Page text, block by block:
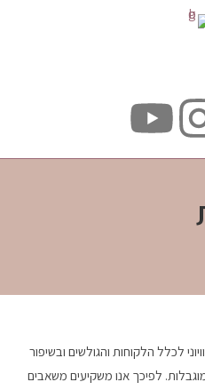
לכלל הלקוחות והגולשים ובשיפור
לפיכך אנו משקיעים משאבים